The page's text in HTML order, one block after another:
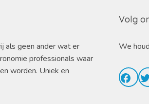
als geen ander wat er
professionals waar
worden. Uniek en
Volg
We